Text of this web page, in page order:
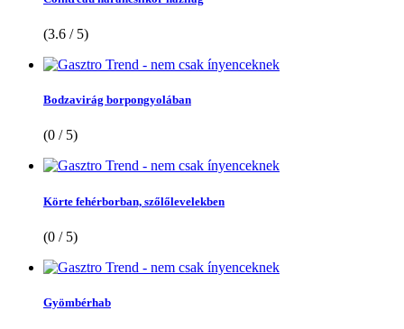
(3.6 / 5)
Bodzavirág borpongyolában
(0 / 5)
Körte fehérborban, szőlőlevelekben
(0 / 5)
Gyömbérhab